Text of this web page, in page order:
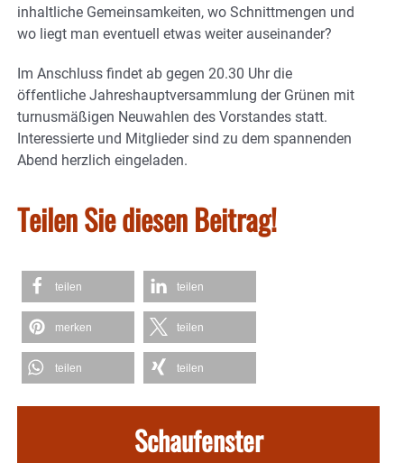
inhaltliche Gemeinsamkeiten, wo Schnittmengen und
wo liegt man eventuell etwas weiter auseinander?
Im Anschluss findet ab gegen 20.30 Uhr die
öffentliche Jahreshauptversammlung der Grünen mit
turnusmäßigen Neuwahlen des Vorstandes statt.
Interessierte und Mitglieder sind zu dem spannenden
Abend herzlich eingeladen.
Teilen Sie diesen Beitrag!
teilen teilen
merken teilen
teilen teilen
Schaufenster